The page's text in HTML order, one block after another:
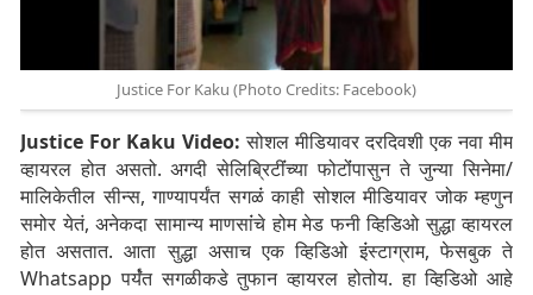
Justice For Kaku (Photo Credits: Facebook)
Justice For Kaku Video: सोशल मीडियावर दरदिवशी एक नवा मीम
व्हायरल होत असतो. अगदी सेलिब्रिटींंच्या फोटोंंपासुन ते जुन्या सिनेमा/
मालिकेतील सीन्स, गाण्यापर्यंत सगळंं काही सोशल मीडियावर जोक म्हणुन
समोर येतं, अनेकदा सामान्य माणसांंचे होम मेड फनी व्हिडिओ सुद्धा व्हायरल
होत असतात. आता सुद्धा असाच एक व्हिडिओ इंंस्टाग्राम, फेसबुक ते
Whatsapp पर्यंंत सगळीकडे तुफान व्हायरल होतोय. हा व्हिडिओ आहे